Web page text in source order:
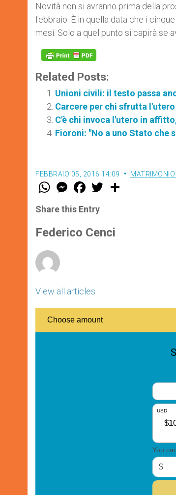
Novità non si avranno prima della
febbraio. È in quella data che i
mesi. Solo a quel punto si capirà se
Related Posts:
Unioni civili: il testo passa
Carcere per chi sfrutta
C'è chi invoca l'utero in
Fioroni: "No a uno Stato che
FEBBRAIO 05, 2016 14:09
W
t
s
p
p
M
e
s
e
g
e
F
a
e
b
o
k
w
r
Share this Entry
Federico Cenci
View all articles